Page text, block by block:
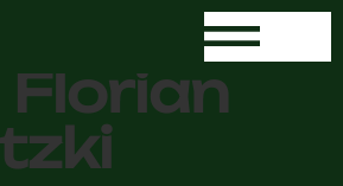
med.
Florian